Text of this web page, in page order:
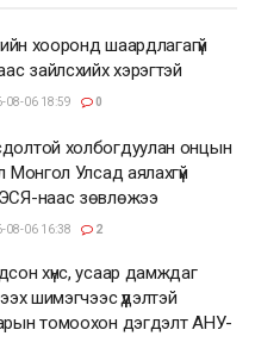
хооронд шаардлагагүй
зайлсхийх хэрэгтэй
08-06 18:59 0
холбогдуулан онцын
Монгол Улсад аялахгүй
наас зөвлөжээ
08-06 16:38 2
хүнс, усаар дамждаг
шимэгчээс үүдэлтэй
томоохон дэгдэлт АНУ-